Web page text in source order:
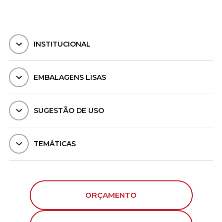
INSTITUCIONAL
EMBALAGENS LISAS
SUGESTÃO DE USO
TEMÁTICAS
ORÇAMENTO